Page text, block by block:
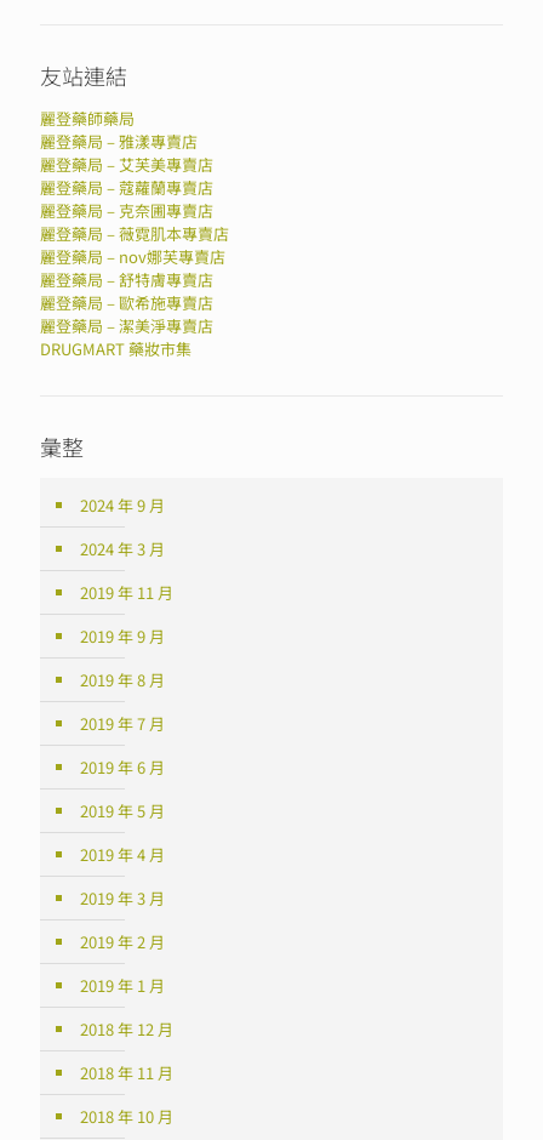
友站連結
麗登藥師藥局
麗登藥局 – 雅漾專賣店
麗登藥局 – 艾芙美專賣店
麗登藥局 – 蔻蘿蘭專賣店
麗登藥局 – 克奈圃專賣店
麗登藥局 – 薇霓肌本專賣店
麗登藥局 – nov娜芙專賣店
麗登藥局 – 舒特膚專賣店
麗登藥局 – 歐希施專賣店
麗登藥局 – 潔美淨專賣店
DRUGMART 藥妝市集
彙整
2024 年 9 月
2024 年 3 月
2019 年 11 月
2019 年 9 月
2019 年 8 月
2019 年 7 月
2019 年 6 月
2019 年 5 月
2019 年 4 月
2019 年 3 月
2019 年 2 月
2019 年 1 月
2018 年 12 月
2018 年 11 月
2018 年 10 月